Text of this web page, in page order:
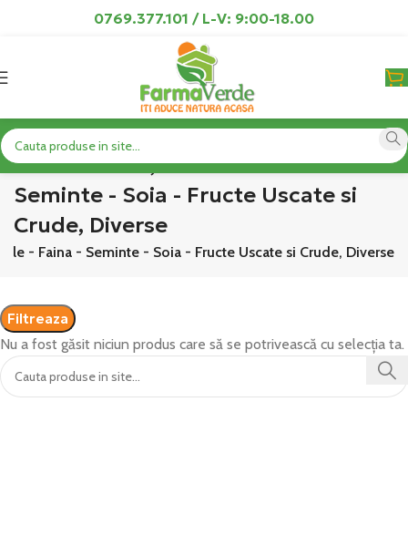
0769.377.101 / L-V: 9:00-18.00
AntiOxidanti, Cereale - Faina -
Seminte - Soia - Fructe Uscate si
Crude, Diverse
- Faina - Seminte - Soia - Fructe Uscate si Crude, Diverse
Filtreaza
Nu a fost găsit niciun produs care să se potrivească cu selecția ta.